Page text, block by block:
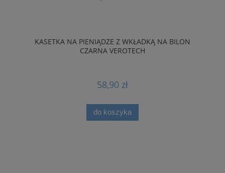
KASETKA NA PIENIĄDZE Z WKŁADKĄ NA BILON
CZARNA VEROTECH
58,90 zł
do koszyka